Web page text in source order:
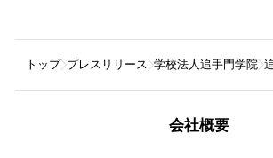
トップ プレスリリース 学校法人追手門学院
会社概要